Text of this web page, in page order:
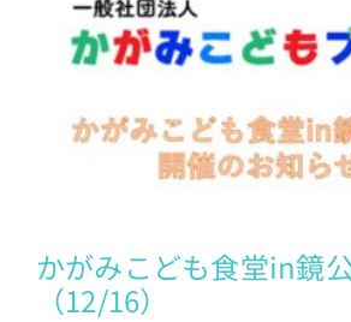
かがみこども食堂in鏡
（12/16）